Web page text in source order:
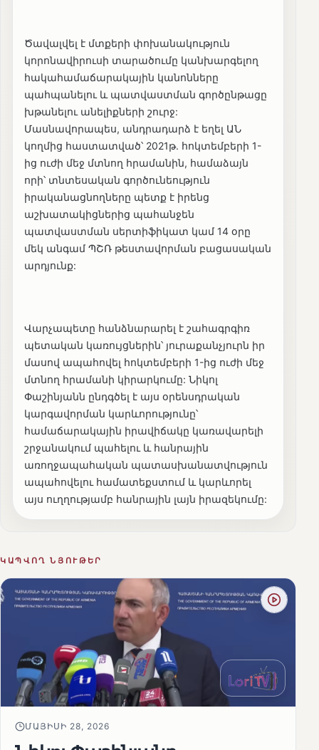
Ծավալվել է մտքերի փոխանակություն
կորոնավիրուսի տարածումը կանխարգելող
հակահամաճարակային կանոնները
պահպանելու և պատվաստման գործընթացը
խթանելու անելիքների շուրջ:
Մասնավորապես, անդրադարձ է եղել ԱՆ
կողմից հաստատված՝ 2021թ. հոկտեմբերի 1-
ից ուժի մեջ մտնող հրամանին, համաձայն
որի՝ տնտեսական գործունեություն
իրականացնողները պետք է իրենց
աշխատակիցներից պահանջեն
պատվաստման սերտիֆիկատ կամ 14 օրը
մեկ անգամ ՊՇՌ թեստավորման բացասական
արդյունք:
Վարչապետը հանձնարարել է շահագրգիռ
պետական կառույցներին՝ յուրաքանչյուրն իր
մասով ապահովել հոկտեմբերի 1-ից ուժի մեջ
մտնող հրամանի կիրարկումը: Նիկոլ
Փաշինյանն ընդգծել է այս օրենսդրական
կարգավորման կարևորությունը՝
համաճարակային իրավիճակը կառավարելի
շրջանակում պահելու և հանրային
առողջապահական պատասխանատվություն
ապահովելու համատեքստում և կարևորել
այս ուղղությամբ հանրային լայն իրազեկումը:
ԿԱՊՎՈՂ ՆՅՈՒԹԵՐ
ՄԱՅԻՍԻ 28, 2026